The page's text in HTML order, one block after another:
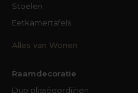
Stoelen
Eetkamertafels
Alles van Wonen
Raamdecoratie
Duo plisségordijnen